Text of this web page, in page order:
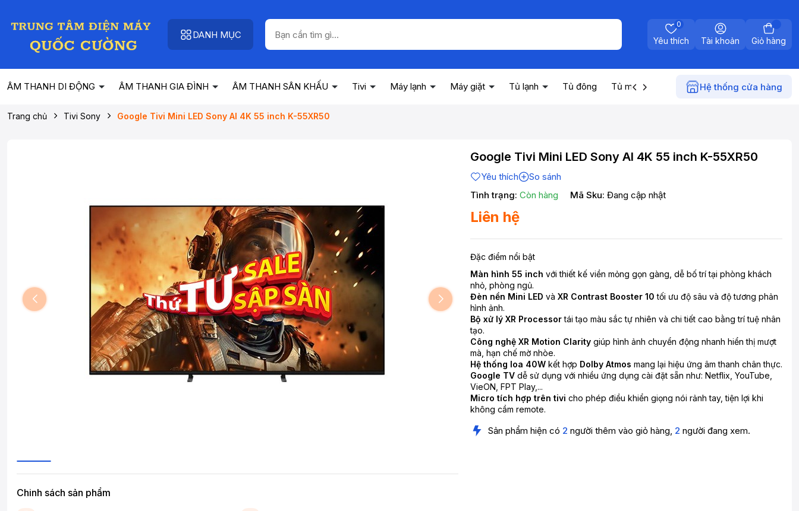
DANH MỤC
Yêu thích
0
Tài khoản Giỏ hàng
ÂM THANH DI ĐỘNG ÂM THANH GIA ĐÌNH ÂM THANH SÂN KHẤU Tivi Máy lạnh Máy giặt Tủ lạnh Tủ đông Tủ mát Máy nước nóng Điện gia
Hệ thống cửa hàng
Trang chủ Tivi Sony Google Tivi Mini LED Sony AI 4K 55 inch K-55XR50
Chinh sách sản phẩm
Google Tivi Mini LED Sony AI 4K 55 inch K-55XR50
Yêu thích
So sánh
Tình trạng: Còn hàng Mã Sku: Đang cập nhật
Liên hệ
Đặc điểm nổi bật
Màn hình 55 inch với thiết kế viền mỏng gọn gàng, dễ bố trí tại phòng khách
nhỏ, phòng ngủ.
Đèn nền Mini LED và XR Contrast Booster 10 tối ưu độ sâu và độ tương phản
hình ảnh.
Bộ xử lý XR Processortái tạo màu sắc tự nhiên và chi tiết cao bằng trí tuệ nhân
tạo.
Công nghệ XR Motion Clarity giúp hình ảnh chuyển động nhanh hiển thị mượt
mà, hạn chế mờ nhòe.
Hệ thống loa 40W kết hợp Dolby Atmos mang lại hiệu ứng âm thanh chân thực.
Google TV dễ sử dụng với nhiều ứng dụng cài đặt sẵn như: Netflix, YouTube,
VieON, FPT Play,...
Micro tích hợp trên tivi cho phép điều khiển giọng nói rảnh tay, tiện lợi khi
không cầm remote.
Sản phẩm hiện có 2 người thêm vào giỏ hàng, 2 người đang xem.